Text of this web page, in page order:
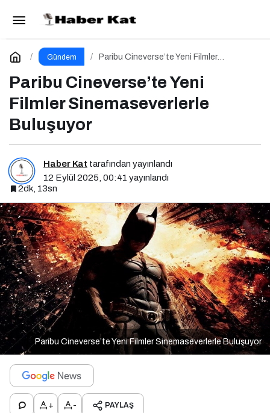
Gündem
Paribu Cineverse’te Yeni Filmler
Paribu Cineverse’te Yeni
Filmler Sinemaseverlerle
Buluşuyor
Haber Kat tarafından yayınlandı
12 Eylül 2025, 00:41 yayınlandı
2dk, 13sn
Paribu Cineverse’te Yeni Filmler Sinemaseverlerle Buluşuyor
+ - PAYLAŞ
Korkudan Dramatik Yolculuklara Yeni Filmler
Yorum Yap